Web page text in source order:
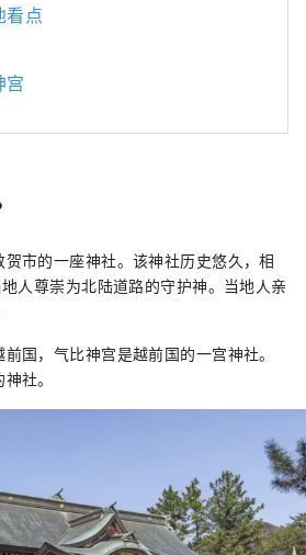
看点
宫
市的一座神社。该神社历史悠久，相
人尊崇为北陆道路的守护神。当地人亲
国，气比神宫是越前国的一宫神社。
社。